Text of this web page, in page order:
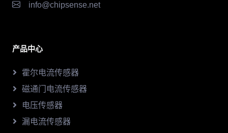
info@chipsense.net
产品中心
霍尔电流传感器
磁通门电流传感器
电压传感器
漏电流传感器